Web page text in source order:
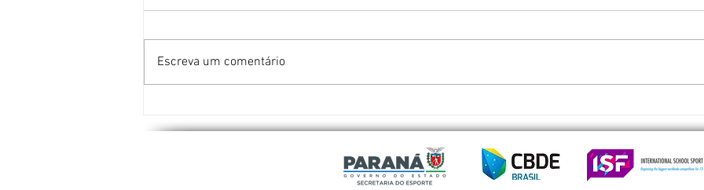
talentos e consagra campeões
do Paraná para os Jogos
Escolares Sul - Americanos
Escreva um comentário